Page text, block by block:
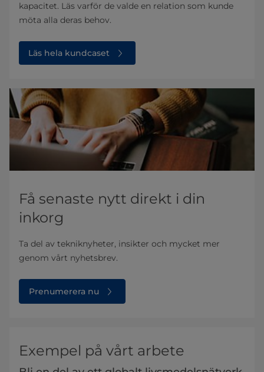
kapacitet. Läs varför de valde en relation som kunde
möta alla deras behov.
Läs hela kundcaset
Få senaste nytt direkt i din
inkorg
Ta del av tekniknyheter, insikter och mycket mer
genom vårt nyhetsbrev.
Prenumerera nu
Exempel på vårt arbete